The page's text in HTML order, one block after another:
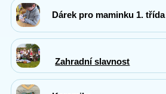
Dárek pro maminku 1. třída
Zahradní slavnost